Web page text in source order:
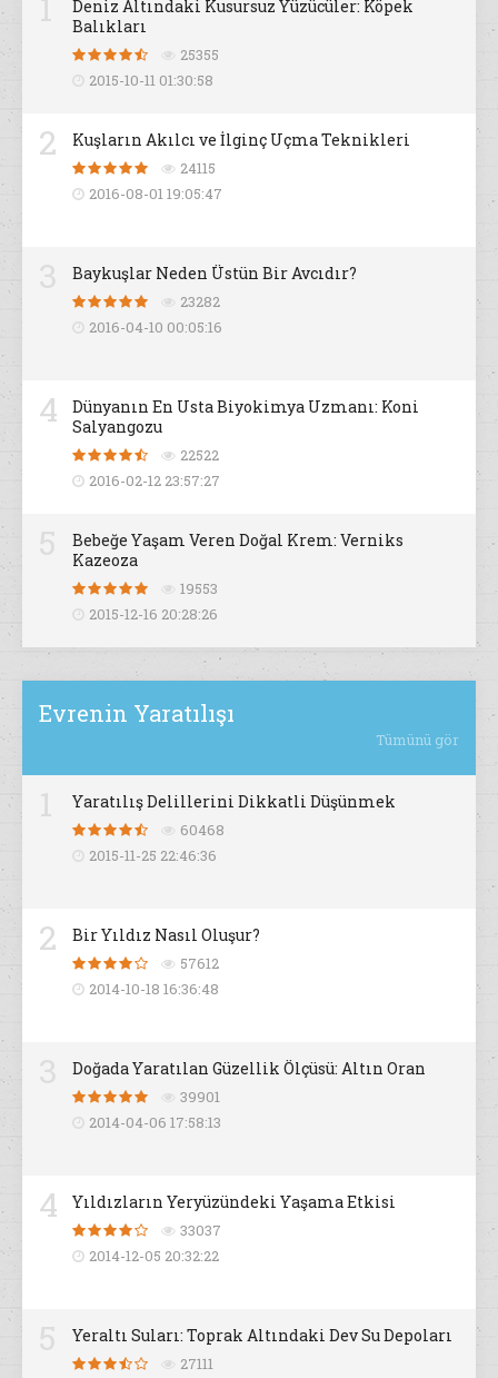
Deniz Altındaki Kusursuz Yüzücüler: Köpek
Balıkları
25355
2015-10-11 01:30:58
2 Kuşların Akılcı ve İlginç Uçma Teknikleri
24115
2016-08-01 19:05:47
Baykuşlar Neden Üstün Bir Avcıdır?
23282
2016-04-10 00:05:16
4
Dünyanın En Usta Biyokimya Uzmanı: Koni
Salyangozu
22522
2016-02-12 23:57:27
Bebeğe Yaşam Veren Doğal Krem: Verniks
Kazeoza
19553
2015-12-16 20:28:26
Evrenin Yaratılışı
Tümünü gör
Yaratılış Delillerini Dikkatli Düşünmek
60468
2015-11-25 22:46:36
2 Bir Yıldız Nasıl Oluşur?
57612
2014-10-18 16:36:48
Doğada Yaratılan Güzellik Ölçüsü: Altın Oran
39901
2014-04-06 17:58:13
4 Yıldızların Yeryüzündeki Yaşama Etkisi
33037
2014-12-05 20:32:22
Yeraltı Suları: Toprak Altındaki Dev Su Depoları
27111